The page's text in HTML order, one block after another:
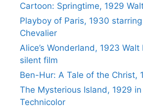
Cartoon: Springtime, 1929
Playboy of Paris, 1930
Chevalier
Alice’s Wonderland, 1923
silent film
Ben-Hur: A Tale of the Christ,
The Mysterious Island, 1929
Technicolor